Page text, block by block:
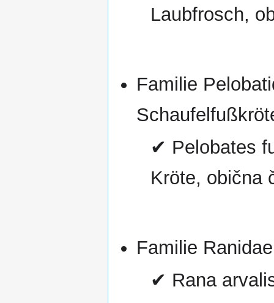
Laubfrosch,
Familie
✔ Pelobates
Kröte, obična
Familie
✔ Rana